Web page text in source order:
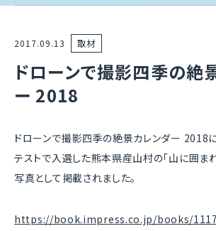
2017.09.13 取材
ドローンで撮影四季の絶
ー 2018
ドローンで撮影四季の絶景カレンダー 2018
テストで入選した熊本県産山村の「山に囲ま
写真として掲載されました。
https://book.impress.co.jp/books/